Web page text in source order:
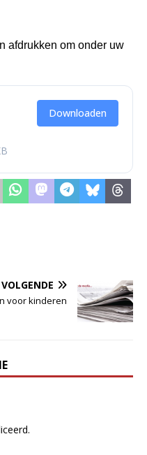
afdrukken om onder uw
Downloaden
VOLGENDE
voor kinderen